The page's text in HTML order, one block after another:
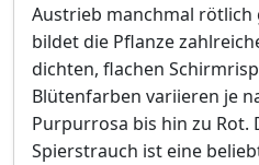
Austrieb manchmal
bildet die Pflanze
dichten, flachen
Blütenfarben variieren je
Purpurrosa bis hin zu Rot.
Spierstrauch ist eine